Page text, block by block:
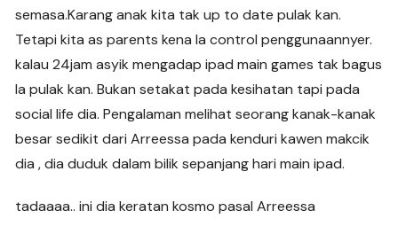
semasa.Karang anak kita tak up to date pulak kan.
Tetapi kita as parents kena la control penggunaannyer.
kalau 24jam asyik mengadap ipad main games tak bagus
la pulak kan. Bukan setakat pada kesihatan tapi pada
social life dia. Pengalaman melihat seorang kanak-kanak
besar sedikit dari Arreessa pada kenduri kawen makcik
dia , dia duduk dalam bilik sepanjang hari main ipad.
tadaaaa.. ini dia keratan kosmo pasal Arreessa